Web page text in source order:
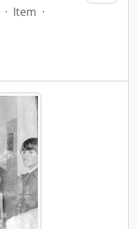
· Item ·